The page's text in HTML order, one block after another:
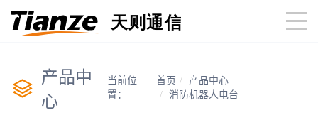
产品中
心
当前位
置：
首页
产品中心
消防机器人电台